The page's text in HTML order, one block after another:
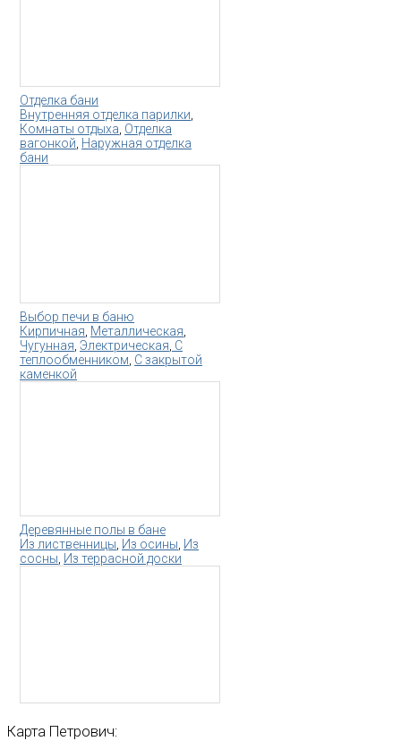
Отделка бани
Внутренняя отделка парилки
Комнаты отдыха Отделка
вагонкой Наружная отделка
бани
Выбор печи в баню
Кирпичная Металлическая
Чугунная Электрическая С
теплообменником С закрытой
каменкой
Деревянные полы в бане
Из лиственницы Из осины Из
сосны Из террасной доски
Карта Петрович: